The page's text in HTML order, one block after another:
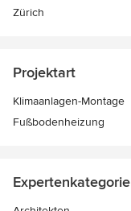
Zürich
Projektart
Klimaanlagen-Montage
Fußbodenheizung
Expertenkategorie